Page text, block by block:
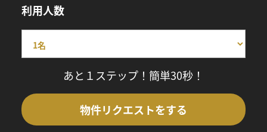
利用人数
あと１ステップ！簡単30秒！
物件リクエストをする